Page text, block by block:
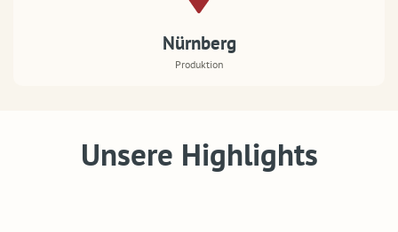
Nürnberg
Produktion
Unsere Highlights